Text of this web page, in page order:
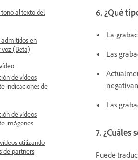
tono al texto del
admitidos en
voz (Beta)
de vídeos
indicaciones de
de vídeos
imágenes
utilizando
de partners
6. ¿Qué
La
Las
Las
7. ¿Cuáles
Puede